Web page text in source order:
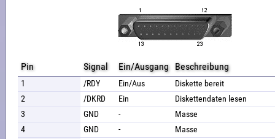
Pin Signal Ein/Ausgang Beschreibung
1 /RDY Ein/Aus
Diskette bereit
2
/DKRD Ein
Diskettendaten lesen
3
GND -
Masse
4
GND -
Masse